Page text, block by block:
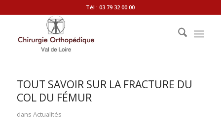
Tél : 03 79 32 00 00
TOUT SAVOIR SUR LA FRACTURE DU
COL DU FÉMUR
dans Actualités